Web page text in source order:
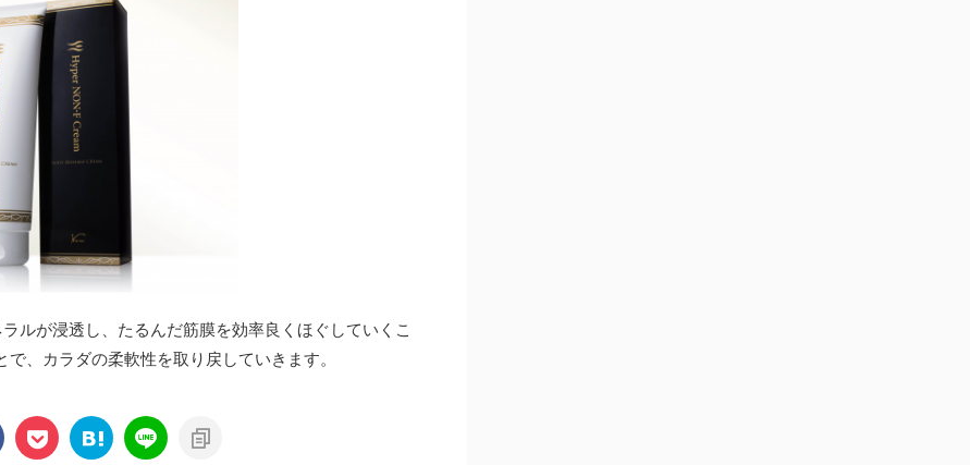
ルが浸透し、たるんだ筋膜を効率良くほぐしていくこ
、カラダの柔軟性を取り戻していきます。